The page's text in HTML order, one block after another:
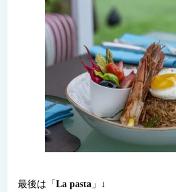
最後は「La pasta 」↓